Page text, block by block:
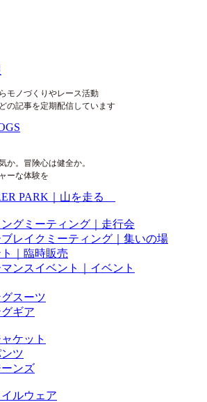
モノづくりやレース活動
の記事を定期配信しています
か。冒険心は健全か。
ーな体験を
PARK｜山を走る
グミーティング｜走行会
レイクミーティング｜集いの場
｜臨時販売
ンスイベント｜イベント
スーツ
ギア
ケット
ツ
ンズ
ルウェア